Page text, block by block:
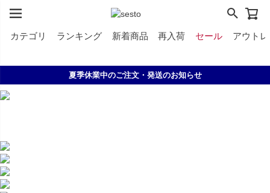
カテゴリ ランキング 新着商品 再入荷 セール アウト
夏季休業中のご注文・発送のお知らせ
＼7.31ｱｲﾃﾑ追加／ 夏のCLEARANCE SALE開催中！
2,500円以上のシューズなら《無料》でサイズ交換！
LINE ID連携で500円クーポンプレゼント！